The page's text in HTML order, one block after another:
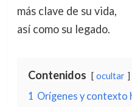
más clave de su vida,
así como su legado.
Contenidos ocultar
1 Orígenes y contexto